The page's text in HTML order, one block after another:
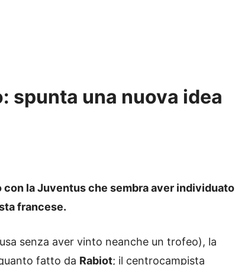
spunta una nuova idea
la Juventus che sembra aver individuato
francese.
senza aver vinto neanche un trofeo), la
fatto da Rabiot; il centrocampista